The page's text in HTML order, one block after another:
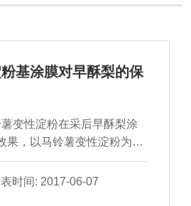
基涂膜对早酥梨的保
变性淀粉在采后早酥梨涂
果，以马铃薯变性淀粉为主
，优化筛选马铃薯变性淀粉
，分析比较最佳涂膜处理对
时间: 2017-06-07